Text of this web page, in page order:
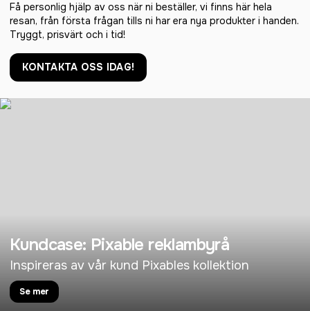
Få personlig hjälp av oss när ni beställer, vi finns här hela
resan, från första frågan tills ni har era nya produkter i handen.
Tryggt, prisvärt och i tid!
KONTAKTA OSS IDAG!
Kundcase: Pixable reklambyrå
Inspireras av vår kund Pixables kollektion
Se mer